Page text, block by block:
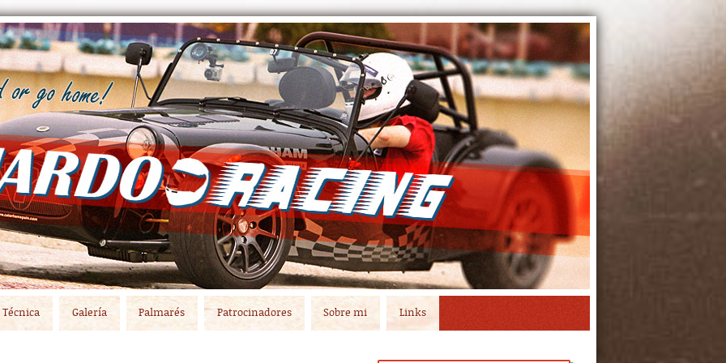
Técnica Galería Palmarés Patrocinadores Sobre mi Links